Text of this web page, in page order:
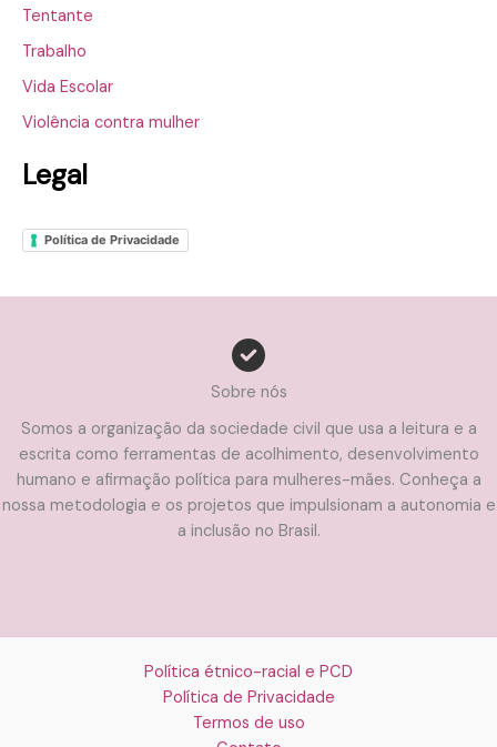
Tentante
Trabalho
Vida Escolar
Violência contra mulher
Legal
Política de Privacidade
Sobre nós
Somos a organização da sociedade civil que usa a leitura e a
escrita como ferramentas de acolhimento, desenvolvimento
humano e afirmação política para mulheres-mães. Conheça a
nossa metodologia e os projetos que impulsionam a autonomia e
a inclusão no Brasil.
Política étnico-racial e PCD
Política de Privacidade
Termos de uso